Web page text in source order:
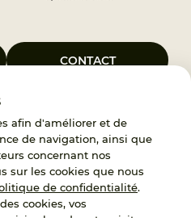
afin d'améliorer et de
de navigation, ainsi que
concernant nos
sur les cookies que nous
de confidentialité.
cookies, vos
CONTACT
Enfance Protégée, créé le 5
les missions de service public du
et de traitement des
France Enfance
et une ressource pour
qu’un appui à l’élaboration de la
à l’activité des conseils